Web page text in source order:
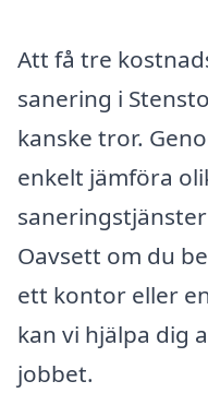
Att få tre
sanering i
kanske tror.
enkelt jämföra
Oavsett om du
ett kontor eller
kan vi hjälpa dig
jobbet.